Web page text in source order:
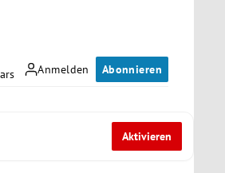
Anmelden Abonnieren
Aktivieren